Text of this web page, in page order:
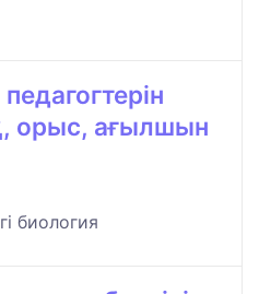
орыс, ағылшын
биология